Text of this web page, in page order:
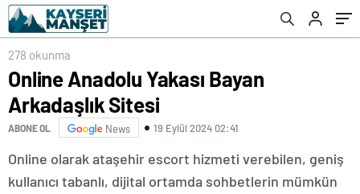
278 okunma
Online Anadolu Yakası Bayan
Arkadaşlık Sitesi
ABONE OL News 19 Eylül 2024 02:41
Online olarak ataşehir escort hizmeti verebilen, geniş
kullanıcı tabanlı, dijital ortamda sohbetlerin mümkün